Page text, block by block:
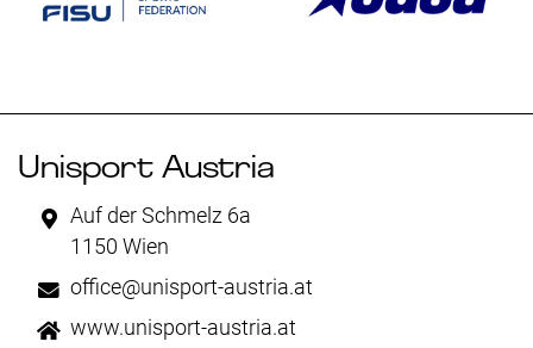
Unisport Austria
Auf der Schmelz 6a
1150 Wien
office@unisport-austria.at
www.unisport-austria.at